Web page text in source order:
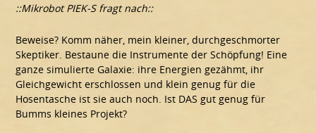
::Mikrobot PIEK-S fragt nach::
Beweise? Komm näher, mein kleiner, durchgeschmorter
Skeptiker. Bestaune die Instrumente der Schöpfung! Eine
ganze simulierte Galaxie: ihre Energien gezähmt, ihr
Gleichgewicht erschlossen und klein genug für die
Hosentasche ist sie auch noch. Ist DAS gut genug für
Bumms kleines Projekt?